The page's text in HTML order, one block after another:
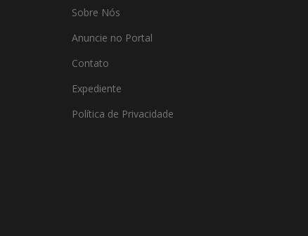
Sobre Nós
Anuncie no Portal
Contato
Expediente
Política de Privacidade